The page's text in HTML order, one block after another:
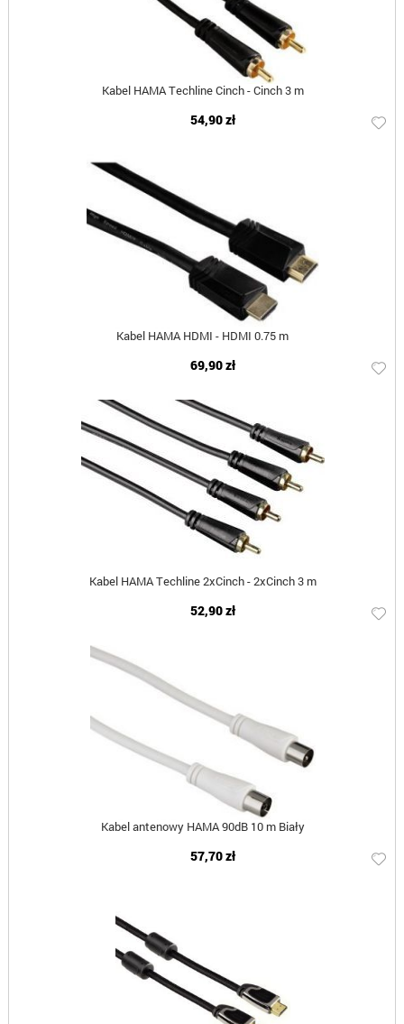
Kabel HAMA Techline Cinch - Cinch 3 m
54,90 zł
Kabel HAMA HDMI - HDMI 0.75 m
69,90 zł
Kabel HAMA Techline 2xCinch - 2xCinch 3 m
52,90 zł
Kabel antenowy HAMA 90dB 10 m Biały
57,70 zł